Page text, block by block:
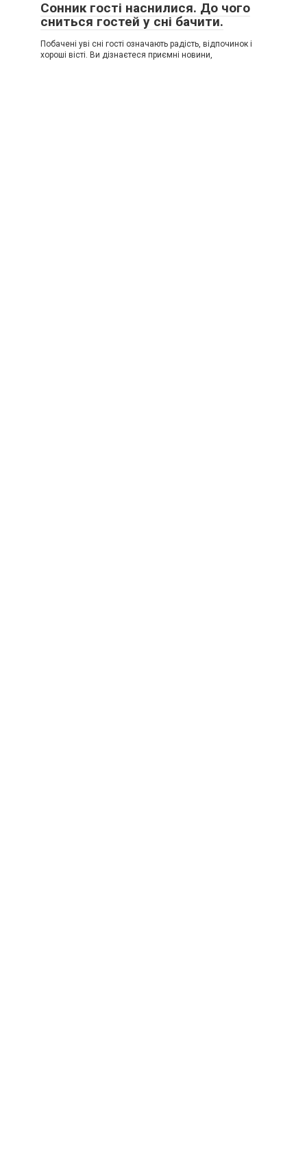
Сонник гості наснилися. До чого
сниться гостей у сні бачити.
Побачені уві сні гості означають радість, відпочинок і
хороші вісті. Ви дізнаєтеся приємні новини,